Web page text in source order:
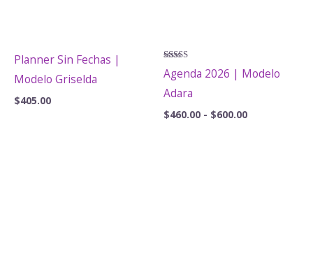
Planner Sin Fechas |
Modelo Griselda
$405.00
Valorado
con
de 5
Agenda 2026 | Modelo
Adara
$460.00 - $600.00Rango